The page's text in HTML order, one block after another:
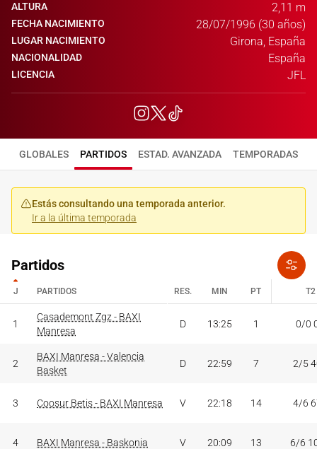
ALTURA 2,11 m
FECHA NACIMIENTO 28/07/1996 (30 años)
LUGAR NACIMIENTO Girona, España
NACIONALIDAD España
LICENCIA JFL
GLOBALES PARTIDOS ESTAD. AVANZADA TEMPORADAS
Estás consultando una temporada anterior.
Ir a la última temporada
Partidos
J PARTIDOS RES. MIN PT T2
PARTIDOS
1
Casademont Zgz - BAXI
Manresa
D 13:25 1 0/0
2
BAXI Manresa - Valencia
Basket
D 22:59 7 2/5
3 Coosur Betis - BAXI Manresa V 22:18 14 4/6
4 BAXI Manresa - Baskonia V 20:09 13 6/6